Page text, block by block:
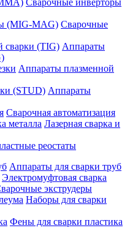
Сварочные инверторы
Сварочные
Аппараты
Аппараты плазменной
Аппараты
Сварочная автоматизация
Лазерная сварка и
реостаты
Аппараты для сварки труб
Электромуфтовая сварка
экструдеры
Наборы для сварки
Фены для сварки пластика